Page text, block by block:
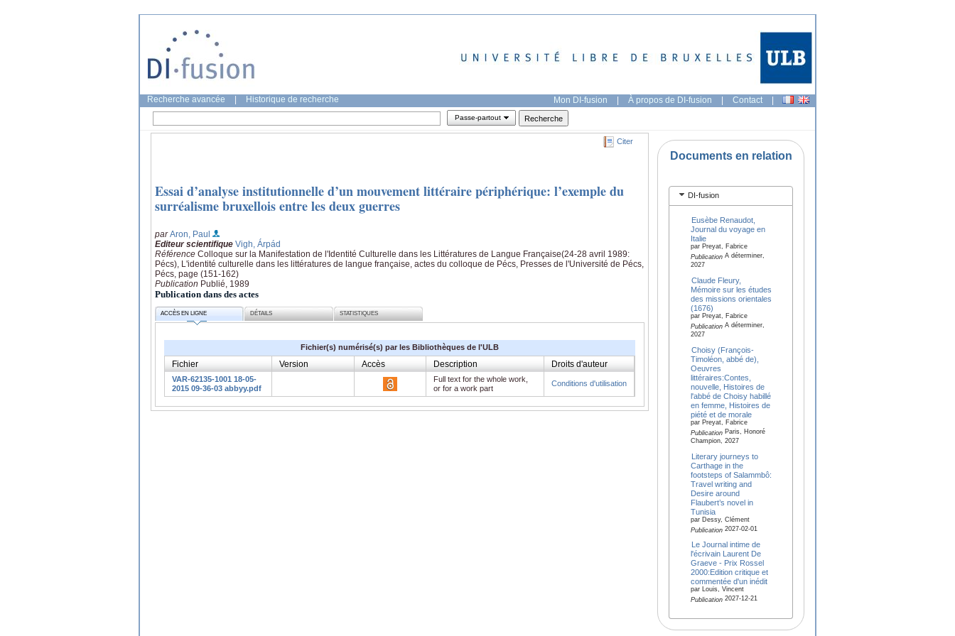
Recherche avancée Historique de recherche Mon DI-fusion | À propos de DI-fusion | Contact |
Passe-partout
Citer
Essai d’analyse institutionnelle d’un mouvement littéraire périphérique: l’exemple du
surréalisme bruxellois entre les deux guerres
parAron, Paul
Editeur scientifique Vigh, Árpád
Référence Colloque sur la Manifestation de l'Identité Culturelle dans les Littératures de Langue Française(24-28 avril 1989:
Pécs), L'identité culturelle dans les littératures de langue française, actes du colloque de Pécs, Presses de l'Université de Pécs,
Pécs, page (151-162)
Publication Publié, 1989
Publication dans des actes
ACCÈS EN LIGNE DÉTAILS STATISTIQUES
Fichier(s) numérisé(s) par les Bibliothèques de l'ULB
Fichier Version Accès Description Droits d'auteur
VAR-62135-1001 18-05-
2015 09-36-03 abbyy.pdf
Full text for the whole work,
or for a work part
Conditions d'utilisation
Documents en relation
DI-fusion
Eusèbe Renaudot,
Journal du voyage en
Italie
par Preyat, Fabrice
PublicationA déterminer,
2027
Claude Fleury,
Mémoire sur les études
des missions orientales
(1676)
par Preyat, Fabrice
PublicationA déterminer,
2027
Choisy (François-
Timoléon, abbé de),
Oeuvres
littéraires:Contes,
nouvelle, Histoires de
l'abbé de Choisy habillé
en femme, Histoires de
piété et de morale
par Preyat, Fabrice
PublicationParis, Honoré
Champion, 2027
Literary journeys to
Carthage in the
footsteps of Salammbô:
Travel writing and
Desire around
Flaubert’s novel in
Tunisia
par Dessy, Clément
Publication2027-02-01
Le Journal intime de
l'écrivain Laurent De
Graeve - Prix Rossel
2000:Edition critique et
commentée d'un inédit
par Louis, Vincent
Publication2027-12-21